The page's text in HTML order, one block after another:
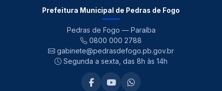
Prefeitura Municipal de Pedras de Fogo
Pedras de Fogo — Paraíba
0800 000 2788
gabinete@pedrasdefogo.pb.gov.br
Segunda a sexta, das 8h às 14h